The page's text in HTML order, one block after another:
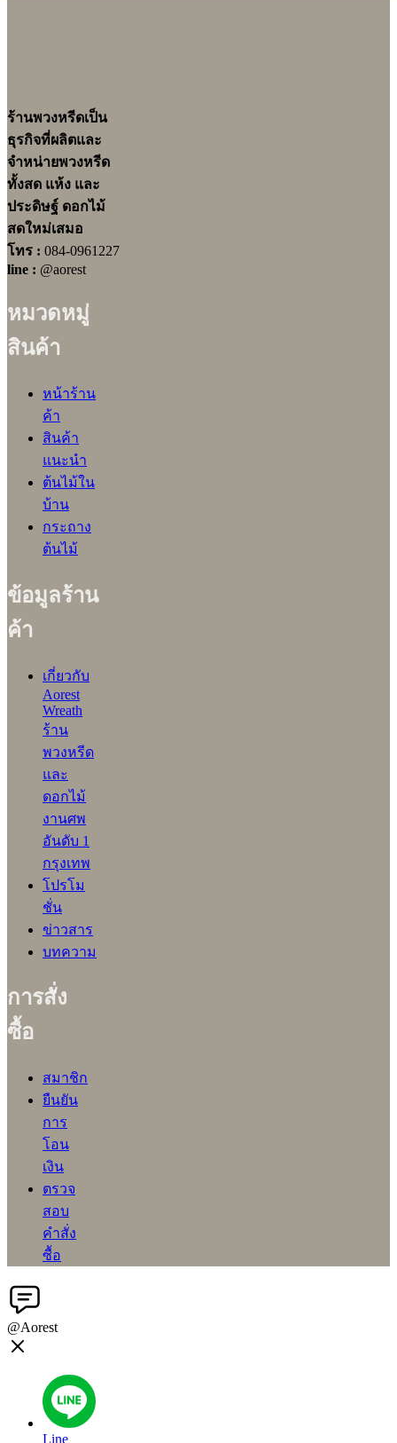
ร้านพวงหรีดเป็น
ธุรกิจที่ผลิตและ
จำหน่ายพวงหรีด
ทั้งสด แห้ง และ
ประดิษฐ์ ดอกไม้
สดใหม่เสมอ
โทร : 084-0961227
line : @aorest
หมวดหมู่
สินค้า
หน้าร้าน
ค้า
สินค้า
แนะนำ
ต้นไม้ใน
บ้าน
กระถาง
ต้นไม้
ข้อมูลร้าน
ค้า
เกี่ยวกับ
Aorest
Wreath
ร้าน
พวงหรีด
และ
ดอกไม้
งานศพ
อันดับ 1
กรุงเทพ
โปรโม
ชั่น
ข่าวสาร
บทความ
การสั่ง
ซื้อ
สมาชิก
ยืนยัน
การ
โอน
เงิน
ตรวจ
สอบ
คำสั่ง
ซื้อ
@Aorest
Line